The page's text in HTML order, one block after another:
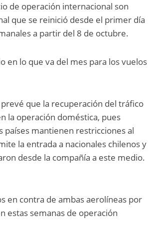
de operación internacional son
que se reinició desde el primer día
a partir del 8 de octubre.
en lo que va del mes para los vuelos
que la recuperación del tráfico
la operación doméstica, pues
países mantienen restricciones al
la entrada a nacionales chilenos y
desde la compañía a este medio.
en contra de ambas aerolíneas por
estas semanas de operación